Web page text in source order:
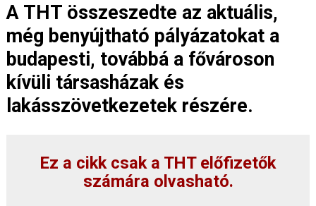
A THT összeszedte az aktuális,
még benyújtható pályázatokat a
budapesti, továbbá a fővároson
kívüli társasházak és
lakásszövetkezetek részére.
Ez a cikk csak a THT előfizetők
számára olvasható.